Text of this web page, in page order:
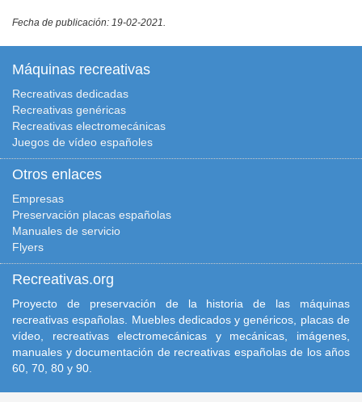
Fecha de publicación: 19-02-2021.
Máquinas recreativas
Recreativas dedicadas
Recreativas genéricas
Recreativas electromecánicas
Juegos de vídeo españoles
Otros enlaces
Empresas
Preservación placas españolas
Manuales de servicio
Flyers
Recreativas.org
Proyecto de preservación de la historia de las máquinas
recreativas españolas. Muebles dedicados y genéricos, placas de
vídeo, recreativas electromecánicas y mecánicas, imágenes,
manuales y documentación de recreativas españolas de los años
60, 70, 80 y 90.